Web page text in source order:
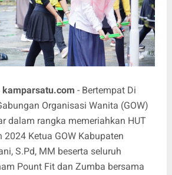
kamparsatu.com - Bertempat Di
Organisasi Wanita (GOW)
dalam rangka memeriahkan HUT
2024 Ketua GOW Kabupaten
S.Pd, MM beserta seluruh
Pount Fit dan Zumba bersama